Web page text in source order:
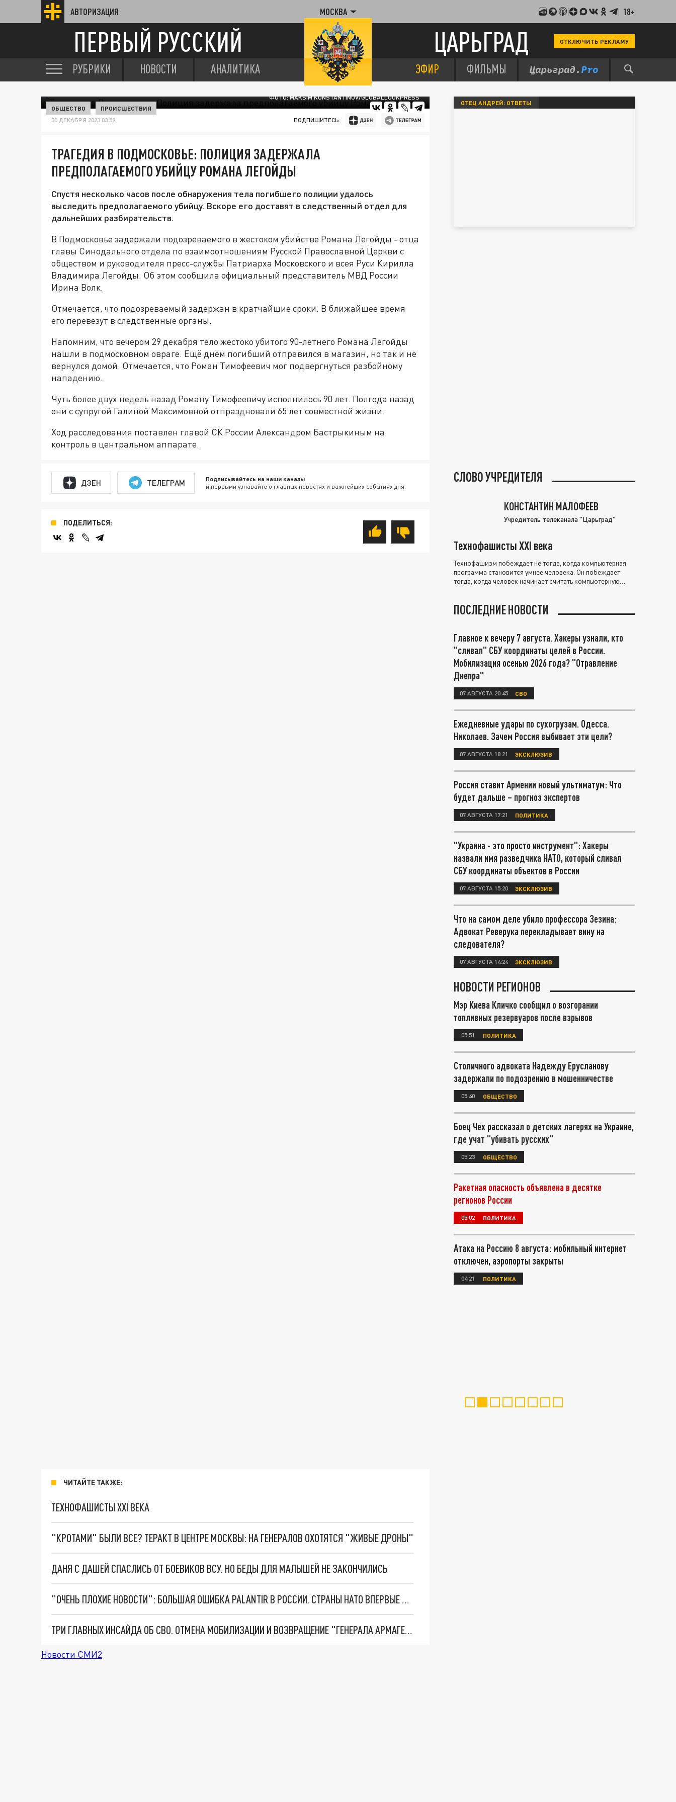
АВТОРИЗАЦИЯ МОСКВА 18+
ПЕРВЫЙ РУССКИЙ ЦАРЬГРАД ОТКЛЮЧИТЬ РЕКЛАМУ
РУБРИКИ НОВОСТИ АНАЛИТИКА ЭФИР ФИЛЬМЫ
ФОТО: MAKSIM KONSTANTINOV/GLOBALLOOKPRESS
ОБЩЕСТВО ПРОИСШЕСТВИЯ
30 ДЕКАБРЯ 2023 03:59 ПОДПИШИТЕСЬ:
ТРАГЕДИЯ В ПОДМОСКОВЬЕ: ПОЛИЦИЯ ЗАДЕРЖАЛА
ПРЕДПОЛАГАЕМОГО УБИЙЦУ РОМАНА ЛЕГОЙДЫ
Спустя несколько часов после обнаружения тела погибшего полиции удалось
выследить предполагаемого убийцу. Вскоре его доставят в следственный отдел для
дальнейших разбирательств.
В Подмосковье задержали подозреваемого в жестоком убийстве Романа Легойды - отца
главы Синодального отдела по взаимоотношениям Русской Православной Церкви с
обществом и руководителя пресс-службы Патриарха Московского и всея Руси Кирилла
Владимира Легойды. Об этом сообщила официальный представитель МВД России
Ирина Волк.
Отмечается, что подозреваемый задержан в кратчайшие сроки. В ближайшее время
его перевезут в следственные органы.
Напомним, что вечером 29 декабря тело жестоко убитого 90-летнего Романа Легойды
нашли в подмосковном овраге. Ещё днём погибший отправился в магазин, но так и не
вернулся домой. Отмечается, что Роман Тимофеевич мог подвергнуться разбойному
нападению.
Чуть более двух недель назад Роману Тимофеевичу исполнилось 90 лет. Полгода назад
они с супругой Галиной Максимовной отпраздновали 65 лет совместной жизни.
Ход расследования поставлен главой СК России Александром Бастрыкиным на
контроль в центральном аппарате.
ДЗЕН ТЕЛЕГРАМ Подписывайтесь на наши каналы
и первыми узнавайте о главных новостях и важнейших событиях дня.
ПОДЕЛИТЬСЯ:
ЧИТАЙТЕ ТАКЖЕ:
ТЕХНОФАШИСТЫ XXI ВЕКА
"КРОТАМИ" БЫЛИ ВСЕ? ТЕРАКТ В ЦЕНТРЕ МОСКВЫ: НА ГЕНЕРАЛОВ ОХОТЯТСЯ "ЖИВЫЕ ДРОНЫ"
ДАНЯ С ДАШЕЙ СПАСЛИСЬ ОТ БОЕВИКОВ ВСУ. НО БЕДЫ ДЛЯ МАЛЫШЕЙ НЕ ЗАКОНЧИЛИСЬ
"ОЧЕНЬ ПЛОХИЕ НОВОСТИ": БОЛЬШАЯ ОШИБКА PALANTIR В РОССИИ. СТРАНЫ НАТО ВПЕРВЫЕ ЗА СВО ОСТАНОВИЛИ ПОСТАВКИ ОРУЖИЯ. ВСУ ТЕРЯЮТ ПРИГРАНИЧЬЕ?
ТРИ ГЛАВНЫХ ИНСАЙДА ОБ СВО. ОТМЕНА МОБИЛИЗАЦИИ И ВОЗВРАЩЕНИЕ "ГЕНЕРАЛА АРМАГЕДДОНА"? ОТЛИЧНЫЕ НОВОСТИ, КОТОРЫЕ ЖДАЛИ ВСЕ
Новости СМИ2
ОТЕЦ АНДРЕЙ: ОТВЕТЫ
СЛОВО УЧРЕДИТЕЛЯ
КОНСТАНТИН МАЛОФЕЕВ
Учредитель телеканала "Царьград"
Технофашисты XXI века
Технофашизм побеждает не тогда, когда компьютерная
программа становится умнее человека. Он побеждает
тогда, когда человек начинает считать компьютерную
ПОСЛЕДНИЕ НОВОСТИ
Главное к вечеру 7 августа. Хакеры узнали, кто
"сливал" СБУ координаты целей в России.
Мобилизация осенью 2026 года? "Отравление
Днепра"
07 АВГУСТА 20:45 СВО
Ежедневные удары по сухогрузам. Одесса.
Николаев. Зачем Россия выбивает эти цели?
07 АВГУСТА 18:21 ЭКСКЛЮЗИВ
Россия ставит Армении новый ультиматум: Что
будет дальше – прогноз экспертов
07 АВГУСТА 17:21 ПОЛИТИКА
"Украина - это просто инструмент": Хакеры
назвали имя разведчика НАТО, который сливал
СБУ координаты объектов в России
07 АВГУСТА 15:20 ЭКСКЛЮЗИВ
Что на самом деле убило профессора Зезина:
Адвокат Реверука перекладывает вину на
следователя?
07 АВГУСТА 14:24 ЭКСКЛЮЗИВ
НОВОСТИ РЕГИОНОВ
Мэр Киева Кличко сообщил о возгорании
топливных резервуаров после взрывов
05:51 ПОЛИТИКА
Столичного адвоката Надежду Ерусланову
задержали по подозрению в мошенничестве
05:40 ОБЩЕСТВО
Боец Чех рассказал о детских лагерях на Украине,
где учат "убивать русских"
05:23 ОБЩЕСТВО
Ракетная опасность объявлена в десятке
регионов России
05:02 ПОЛИТИКА
Атака на Россию 8 августа: мобильный интернет
отключен, аэропорты закрыты
04:21 ПОЛИТИКА